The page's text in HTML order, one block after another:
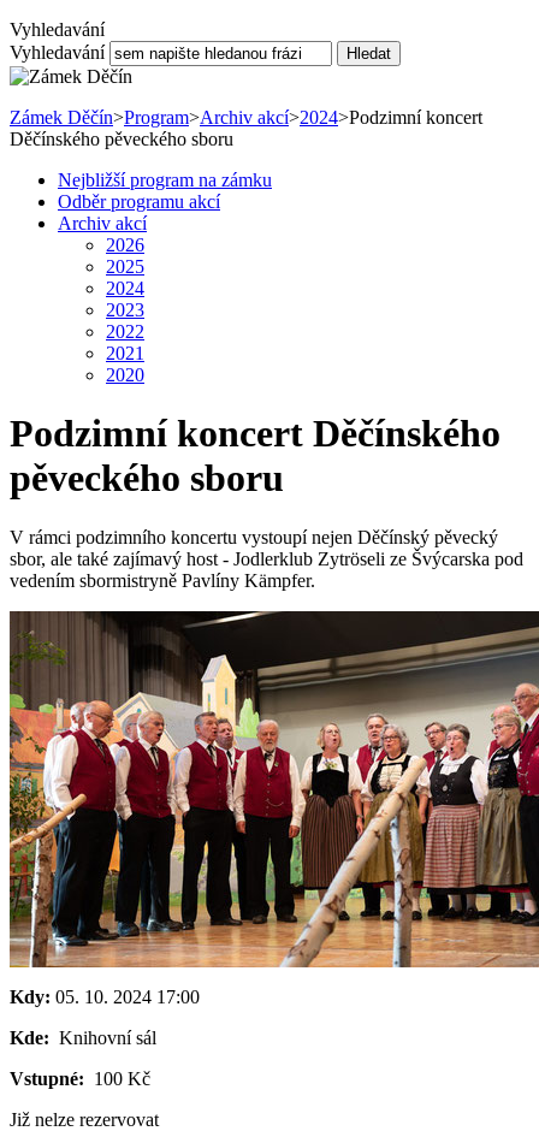
Vyhledavání
Vyhledavání
Hledat
Zámek Děčín>Program>Archiv akcí>2024>Podzimní koncert
Děčínského pěveckého sboru
Nejbližší program na zámku
Odběr programu akcí
Archiv akcí
2026
2025
2024
2023
2022
2021
2020
Podzimní koncert Děčínského
pěveckého sboru
V rámci podzimního koncertu vystoupí nejen Děčínský pěvecký
sbor, ale také zajímavý host - Jodlerklub Zytröseli ze Švýcarska pod
vedením sbormistryně Pavlíny Kämpfer.
Kdy: 05. 10. 2024 17:00
Kde: Knihovní sál
Vstupné: 100 Kč
Již nelze rezervovat